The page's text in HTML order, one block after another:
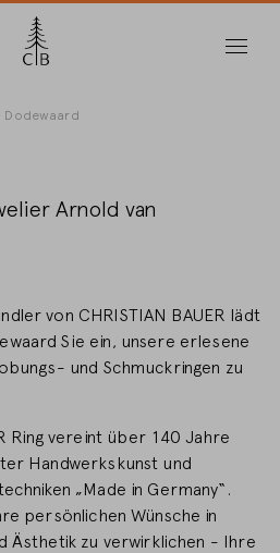
Dodewaard
Arnold van
von CHRISTIAN BAUER lädt
Sie ein, unsere erlesene
und Schmuckringen zu
Ring vereint über 140 Jahre
Handwerkskunst und
„Made in Germany“.
persönlichen Wünsche in
Ästhetik zu verwirklichen - Ihre